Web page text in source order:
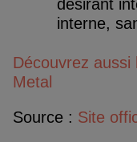
désirant
interne,
Découvrez
Metal
Source : Site